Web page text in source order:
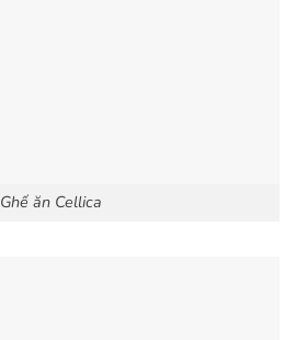
Ghế ăn Cellica